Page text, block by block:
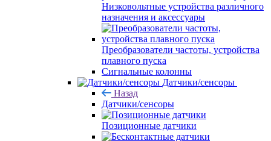
Низковольтные устройства различного
назначения и аксессуары
Преобразователи частоты, устройства
плавного пуска
Сигнальные колонны
Датчики/сенсоры
Назад
Датчики/сенсоры
Позиционные датчики